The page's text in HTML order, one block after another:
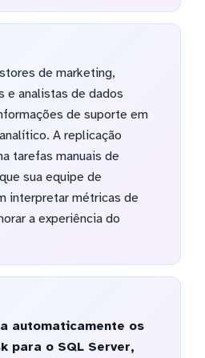
de marketing,
e analistas de dados
de suporte em
A replicação
tarefas manuais de
sua equipe de
interpretar métricas de
a experiência do
automaticamente os
para o SQL Server,